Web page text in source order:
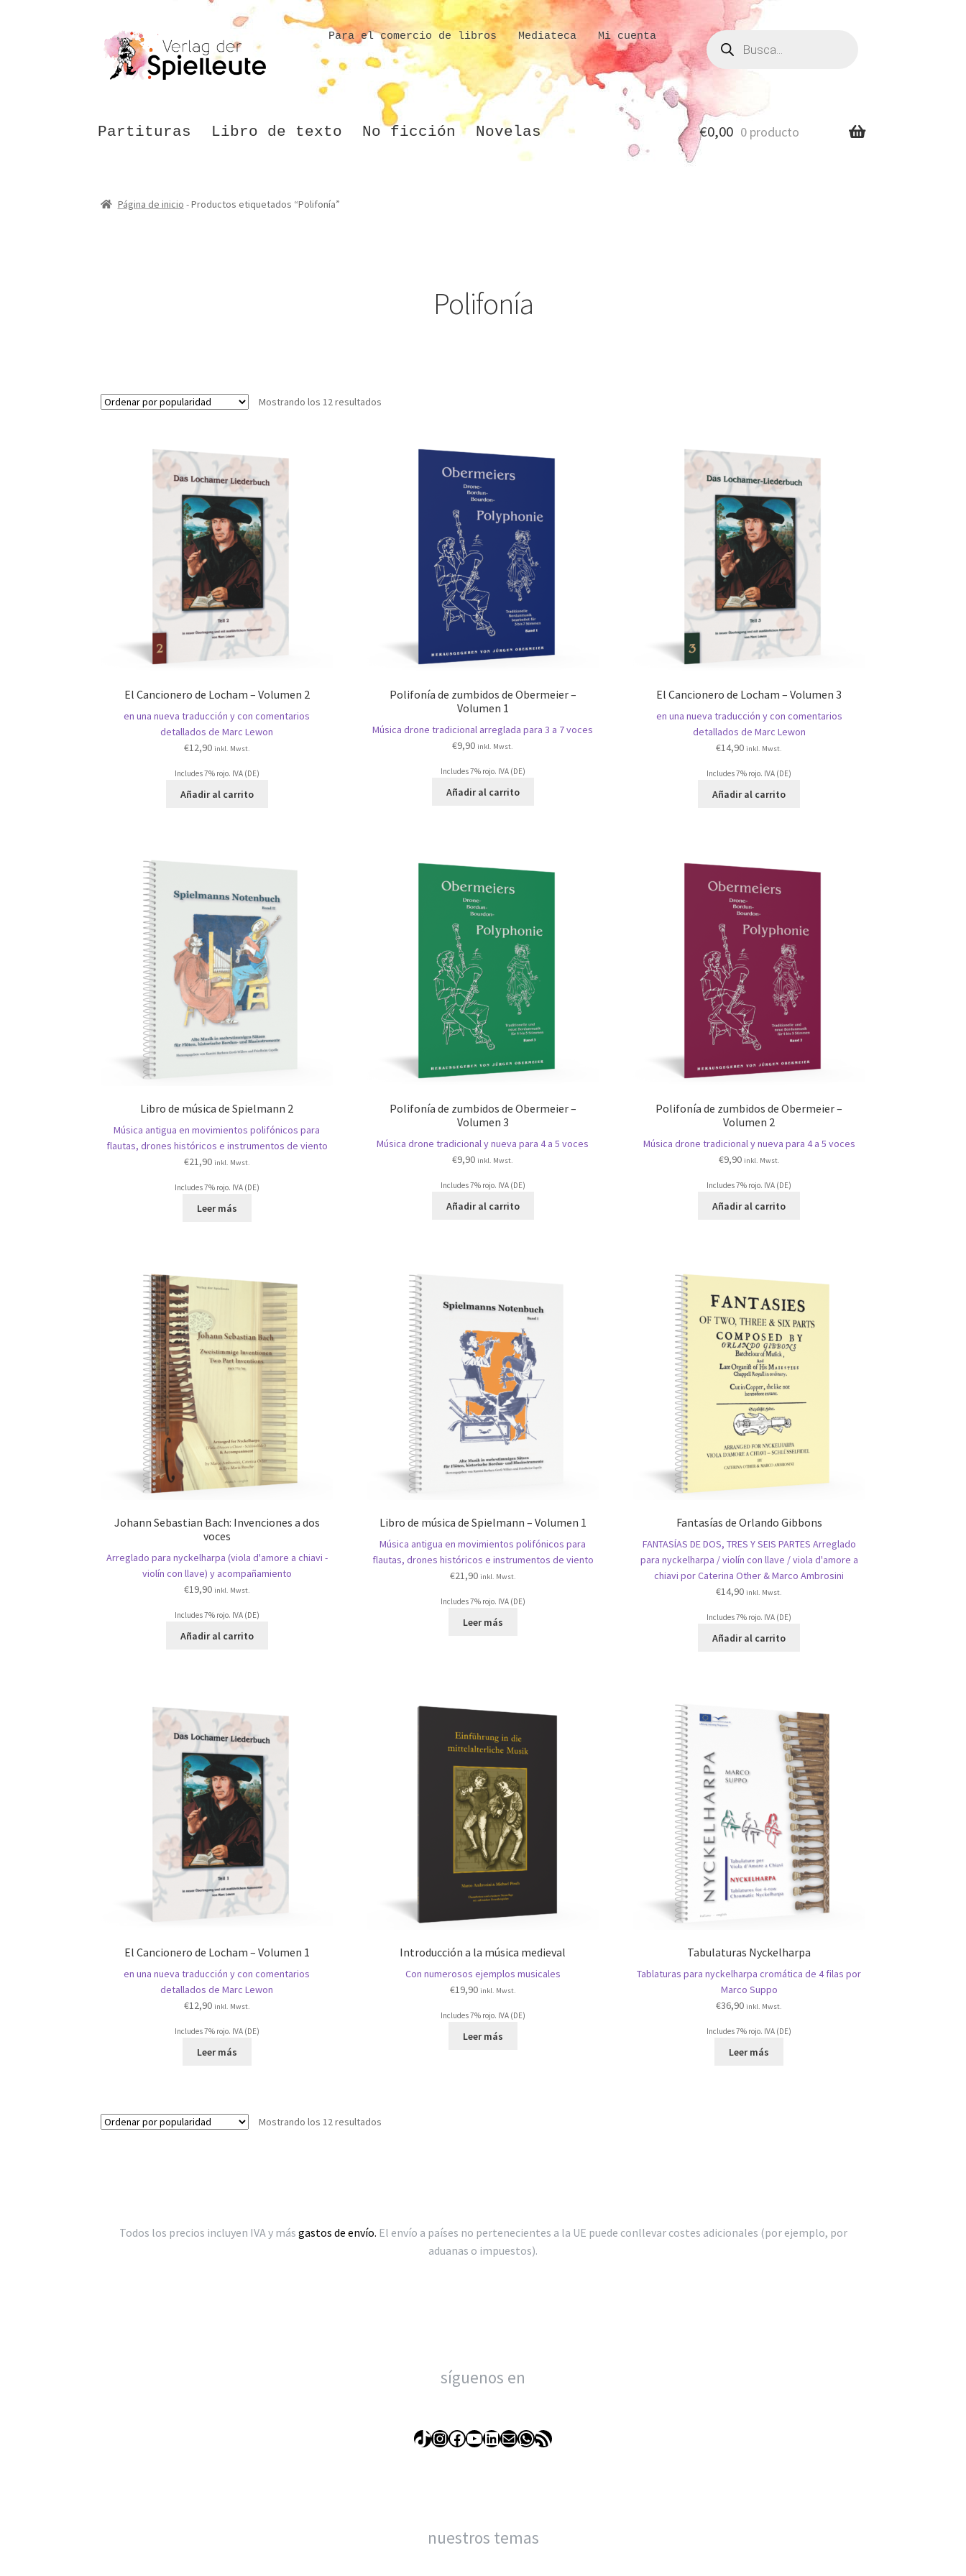
Ir
a
Ir
al
contenido
Para el comercio de libros Mediateca Mi cuenta Búsqueda
de
productos
Partituras Libro de texto No ficción Novelas €0,00 0 producto
Página de inicio -Productos etiquetados “Polifonía”
Polifonía
Mostrando los 12 resultados
El Cancionero de Locham – Volumen 2
en una nueva traducción y con comentarios
detallados de Marc Lewon
€12,90 inkl. Mwst.
Includes 7% rojo. IVA (DE)
Añadir al carrito
Polifonía de zumbidos de Obermeier –
Volumen 1
Música drone tradicional arreglada para 3 a 7 voces
€9,90 inkl. Mwst.
Includes 7% rojo. IVA (DE)
Añadir al carrito
El Cancionero de Locham – Volumen 3
en una nueva traducción y con comentarios
detallados de Marc Lewon
€14,90 inkl. Mwst.
Includes 7% rojo. IVA (DE)
Añadir al carrito
Libro de música de Spielmann 2
Música antigua en movimientos polifónicos para
flautas, drones históricos e instrumentos de viento
€21,90 inkl. Mwst.
Includes 7% rojo. IVA (DE)
Leer más
Polifonía de zumbidos de Obermeier –
Volumen 3
Música drone tradicional y nueva para 4 a 5 voces
€9,90 inkl. Mwst.
Includes 7% rojo. IVA (DE)
Añadir al carrito
Polifonía de zumbidos de Obermeier –
Volumen 2
Música drone tradicional y nueva para 4 a 5 voces
€9,90 inkl. Mwst.
Includes 7% rojo. IVA (DE)
Añadir al carrito
Johann Sebastian Bach: Invenciones a dos
voces
Arreglado para nyckelharpa (viola d'amore a chiavi -
violín con llave) y acompañamiento
€19,90 inkl. Mwst.
Includes 7% rojo. IVA (DE)
Añadir al carrito
Libro de música de Spielmann – Volumen 1
Música antigua en movimientos polifónicos para
flautas, drones históricos e instrumentos de viento
€21,90 inkl. Mwst.
Includes 7% rojo. IVA (DE)
Leer más
Fantasías de Orlando Gibbons
FANTASÍAS DE DOS, TRES Y SEIS PARTES Arreglado
para nyckelharpa / violín con llave / viola d'amore a
chiavi por Caterina Other & Marco Ambrosini
€14,90 inkl. Mwst.
Includes 7% rojo. IVA (DE)
Añadir al carrito
El Cancionero de Locham – Volumen 1
en una nueva traducción y con comentarios
detallados de Marc Lewon
€12,90 inkl. Mwst.
Includes 7% rojo. IVA (DE)
Leer más
Introducción a la música medieval
Con numerosos ejemplos musicales
€19,90 inkl. Mwst.
Includes 7% rojo. IVA (DE)
Leer más
Tabulaturas Nyckelharpa
Tablaturas para nyckelharpa cromática de 4 filas por
Marco Suppo
€36,90 inkl. Mwst.
Includes 7% rojo. IVA (DE)
Leer más
Mostrando los 12 resultados
Todos los precios incluyen IVA y más gastos de envío. El envío a países no pertenecientes a la UE puede conllevar costes adicionales (por ejemplo, por
aduanas o impuestos).
síguenos en
TikTok
Instagram
Facebook
YouTube
LinkedIn
Correo electrónico
WhatsApp
Feed RSS
nuestros temas